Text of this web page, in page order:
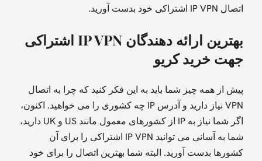
اتصال IP VPN اشتراکی خود بدست آورید.
بهترین ارائه دهندگان IP VPN اشتراکی
جهت خرید کریو
پیش از همه چیز شما باید به این فکر کنید که چرا به اتصال
VPN نیاز دارید و آدرس IP چه کشوری را می خواهید. اکنون،
اگر شما نیاز به IP از کشورهای معمول مانند US و UK دارید،
شما به آسانی می توانید IP VPN اشتراکی را برای آن
کشورها بدست آورید. البته شما بهترین اتصال را برای خود